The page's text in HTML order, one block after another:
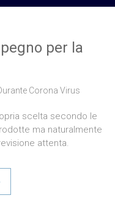
per la
Corona Virus
scelta secondo le
ma naturalmente
attenta.